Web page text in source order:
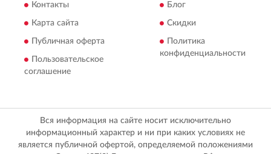
Контакты
Карта сайта
Публичная оферта
Пользовательское
соглашение
Блог
Скидки
Политика
конфиденциальности
Вся информация на сайте носит исключительно
информационный характер и ни при каких условиях не
является публичной офертой, определяемой положениями